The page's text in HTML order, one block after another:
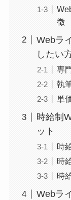
徴
Webラ
したい
専
執
単
時給制
ット
時
時
時
Webラ